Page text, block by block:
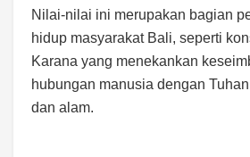
Nilai-nilai ini merupakan bagian
hidup masyarakat Bali, seperti
Karana yang menekankan
hubungan manusia dengan
dan alam.